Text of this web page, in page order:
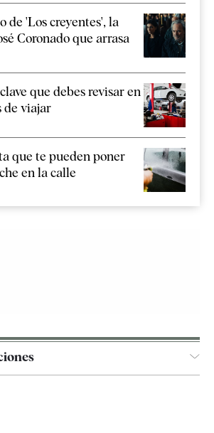
de 'Los creyentes', la
Coronado que arrasa
que debes revisar en
de viajar
que te pueden poner
en la calle